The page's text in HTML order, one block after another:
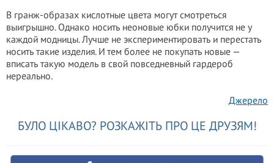
В гранж-образах кислотные цвета могут смотреться
выигрышно. Однако носить неоновые юбки получится не у
каждой модницы. Лучше не экспериментировать и перестать
носить такие изделия. И тем более не покупать новые —
вписать такую модель в свой повседневный гардероб
нереально.
Джерело
БУЛО ЦІКАВО? РОЗКАЖІТЬ ПРО ЦЕ ДРУЗЯМ!